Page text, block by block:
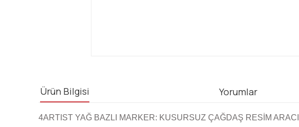
Ürün Bilgisi Yorumlar
4ARTIST YAĞ BAZLI MARKER: KUSURSUZ ÇAĞDAŞ RESİM ARACI